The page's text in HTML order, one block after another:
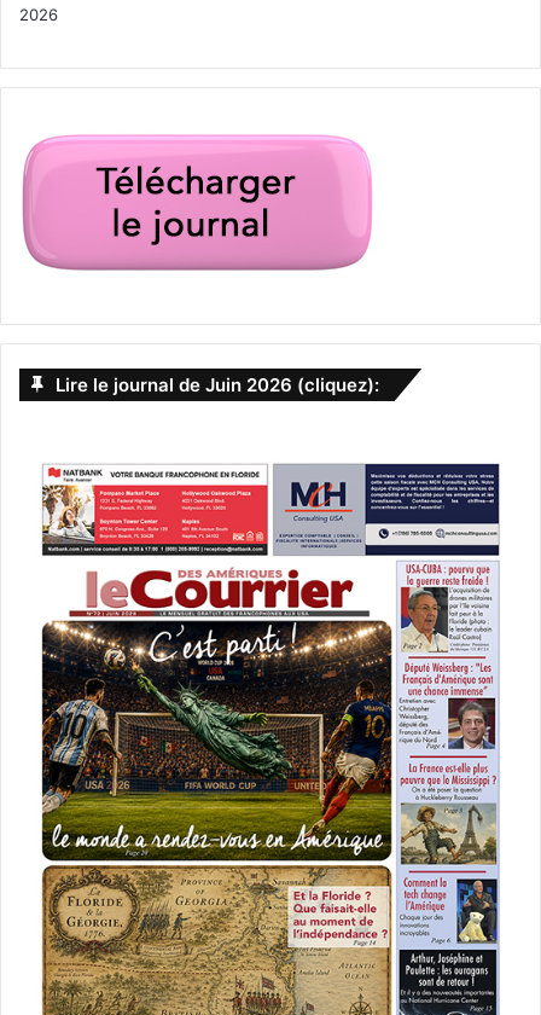
2026
Lire le journal de Juin 2026 (cliquez):